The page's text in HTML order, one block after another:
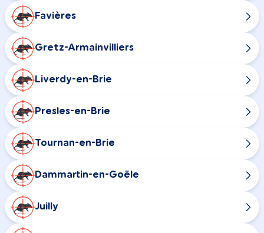
Favières
Gretz-Armainvilliers
Liverdy-en-Brie
Presles-en-Brie
Tournan-en-Brie
Dammartin-en-Goële
Juilly